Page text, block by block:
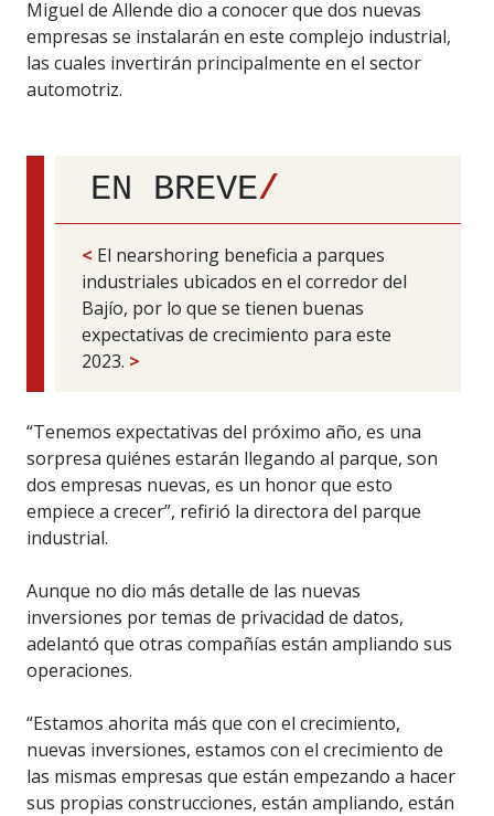
Miguel de Allende dio a conocer que dos nuevas
empresas se instalarán en este complejo industrial,
las cuales invertirán principalmente en el sector
automotriz.
EN BREVE/
< El nearshoring beneficia a parques
industriales ubicados en el corredor del
Bajío, por lo que se tienen buenas
expectativas de crecimiento para este
2023. >
“Tenemos expectativas del próximo año, es una
sorpresa quiénes estarán llegando al parque, son
dos empresas nuevas, es un honor que esto
empiece a crecer”, refirió la directora del parque
industrial.
Aunque no dio más detalle de las nuevas
inversiones por temas de privacidad de datos,
adelantó que otras compañías están ampliando sus
operaciones.
“Estamos ahorita más que con el crecimiento,
nuevas inversiones, estamos con el crecimiento de
las mismas empresas que están empezando a hacer
sus propias construcciones, están ampliando, están